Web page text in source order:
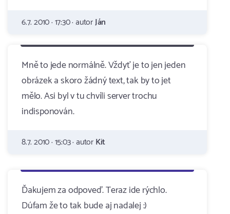
6.7. 2010 · 17:30 · autorJán
Mně to jede normálně. Vždyť je to jen jeden
obrázek a skoro žádný text, tak by to jet
mělo. Asi byl v tu chvíli server trochu
indisponován.
8.7. 2010 · 15:03 · autorKit
Ďakujem za odpoveď. Teraz ide rýchlo.
Dúfam že to tak bude aj nadalej :)